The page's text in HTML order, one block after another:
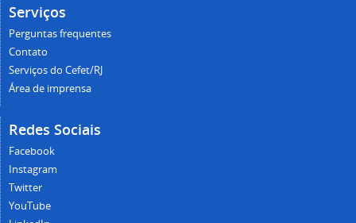
Serviços
Perguntas frequentes
Contato
Serviços do Cefet/RJ
Área de imprensa
Redes Sociais
Facebook
Instagram
Twitter
YouTube